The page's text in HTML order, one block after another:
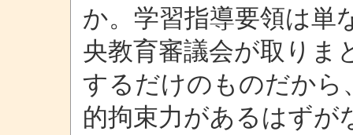
か。学習指導要領は単
央教育審議会が取りま
するだけのものだから
的拘束力があるはずが